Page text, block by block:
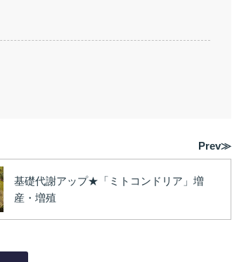
Prev≫
基礎代謝アップ★「ミトコンドリア」増
産・増殖